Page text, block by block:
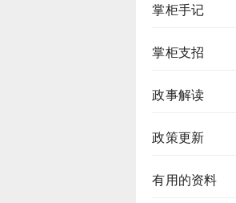
掌柜手记
掌柜支招
政事解读
政策更新
有用的资料